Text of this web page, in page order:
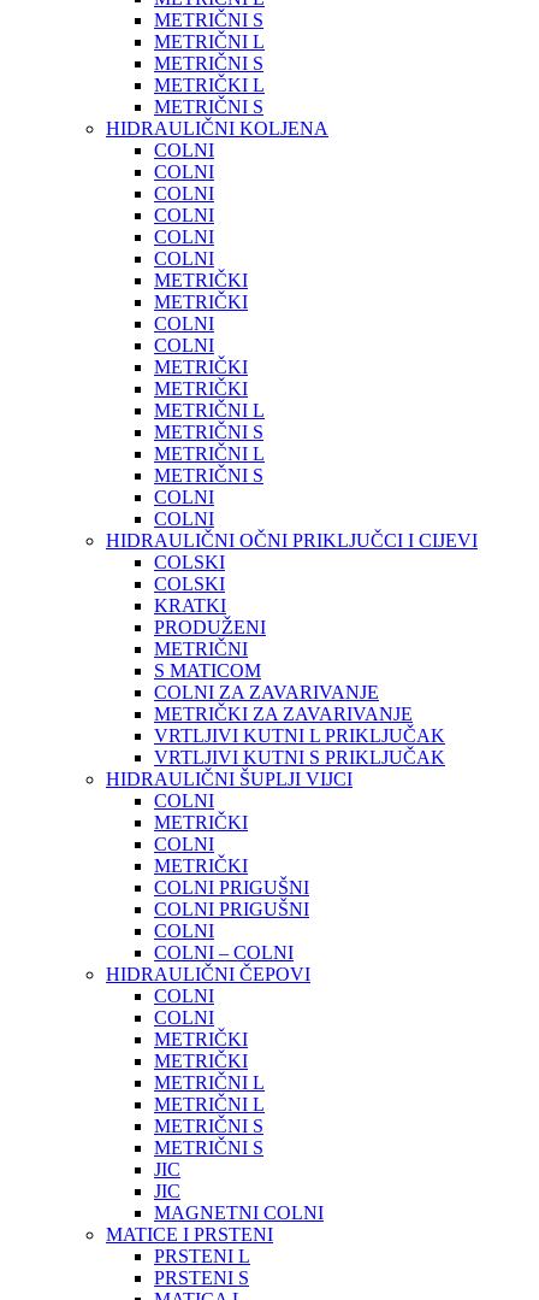
METRIČNI S
METRIČNI L
METRIČNI S
METRIČKI L
METRIČNI S
HIDRAULIČNI KOLJENA
COLNI
COLNI
COLNI
COLNI
COLNI
COLNI
METRIČKI
METRIČKI
COLNI
COLNI
METRIČKI
METRIČKI
METRIČNI L
METRIČNI S
METRIČNI L
METRIČNI S
COLNI
COLNI
HIDRAULIČNI OČNI PRIKLJUČCI I CIJEVI
COLSKI
COLSKI
KRATKI
PRODUŽENI
METRIČNI
S MATICOM
COLNI ZA ZAVARIVANJE
METRIČKI ZA ZAVARIVANJE
VRTLJIVI KUTNI L PRIKLJUČAK
VRTLJIVI KUTNI S PRIKLJUČAK
HIDRAULIČNI ŠUPLJI VIJCI
COLNI
METRIČKI
COLNI
METRIČKI
COLNI PRIGUŠNI
COLNI PRIGUŠNI
COLNI
COLNI – COLNI
HIDRAULIČNI ČEPOVI
COLNI
COLNI
METRIČKI
METRIČKI
METRIČNI L
METRIČNI L
METRIČNI S
METRIČNI S
JIC
JIC
MAGNETNI COLNI
MATICE I PRSTENI
PRSTENI L
PRSTENI S